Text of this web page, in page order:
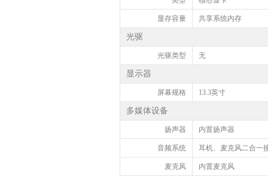
显存容量 共享系统内存
光驱
光驱类型 无
显示器
屏幕规格 13.3英寸
多媒体设备
扬声器 内置扬声器
音频系统 耳机、麦克风二合一
麦克风 内置麦克风